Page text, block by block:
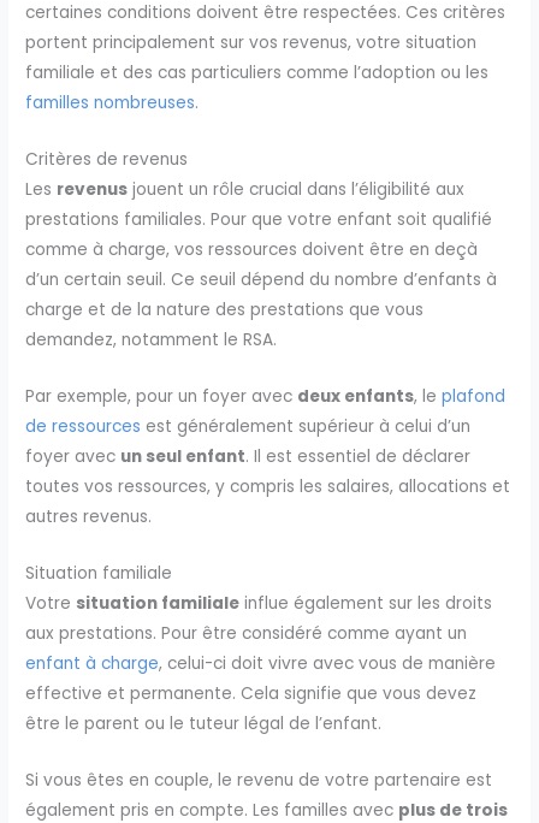
certaines conditions doivent être respectées. Ces critères
portent principalement sur vos revenus, votre situation
familiale et des cas particuliers comme l’adoption ou les
familles nombreuses.
Critères de revenus
Les revenus jouent un rôle crucial dans l’éligibilité aux
prestations familiales. Pour que votre enfant soit qualifié
comme à charge, vos ressources doivent être en deçà
d’un certain seuil. Ce seuil dépend du nombre d’enfants à
charge et de la nature des prestations que vous
demandez, notamment le RSA.
Par exemple, pour un foyer avec deux enfants, leplafond
de ressources est généralement supérieur à celui d’un
foyer avec un seul enfant. Il est essentiel de déclarer
toutes vos ressources, y compris les salaires, allocations et
autres revenus.
Situation familiale
Votre situation familiale influe également sur les droits
aux prestations. Pour être considéré comme ayant un
enfant à charge, celui-ci doit vivre avec vous de manière
effective et permanente. Cela signifie que vous devez
être le parent ou le tuteur légal de l’enfant.
Si vous êtes en couple, le revenu de votre partenaire est
également pris en compte. Les familles avec plus de trois